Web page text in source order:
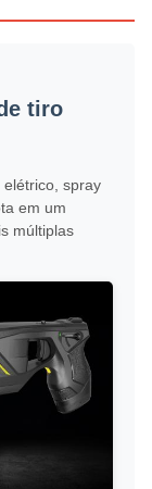
tiro
spray
em um
múltiplas